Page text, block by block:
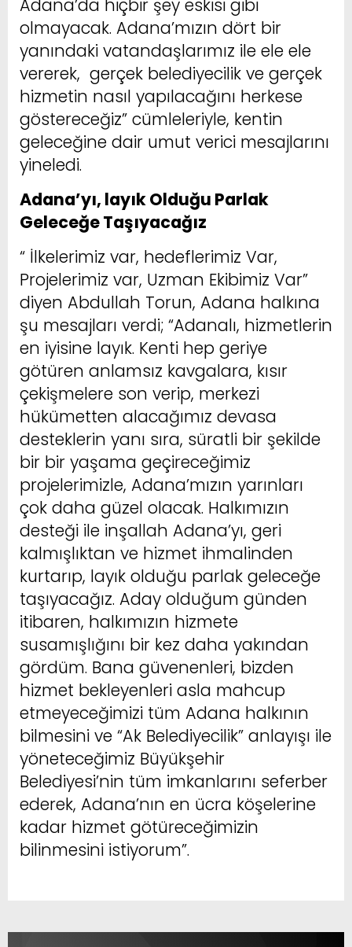
Adana’da hiçbir şey eskisi gibi
olmayacak. Adana’mızın dört bir
yanındaki vatandaşlarımız ile ele ele
vererek, gerçek belediyecilik ve gerçek
hizmetin nasıl yapılacağını herkese
göstereceğiz” cümleleriyle, kentin
geleceğine dair umut verici mesajlarını
yineledi.
Adana’yı, layık Olduğu Parlak
Geleceğe Taşıyacağız
“ İlkelerimiz var, hedeflerimiz Var,
Projelerimiz var, Uzman Ekibimiz Var”
diyen Abdullah Torun, Adana halkına
şu mesajları verdi; “Adanalı, hizmetlerin
en iyisine layık. Kenti hep geriye
götüren anlamsız kavgalara, kısır
çekişmelere son verip, merkezi
hükümetten alacağımız devasa
desteklerin yanı sıra, süratli bir şekilde
bir bir yaşama geçireceğimiz
projelerimizle, Adana’mızın yarınları
çok daha güzel olacak. Halkımızın
desteği ile inşallah Adana’yı, geri
kalmışlıktan ve hizmet ihmalinden
kurtarıp, layık olduğu parlak geleceğe
taşıyacağız. Aday olduğum günden
itibaren, halkımızın hizmete
susamışlığını bir kez daha yakından
gördüm. Bana güvenenleri, bizden
hizmet bekleyenleri asla mahcup
etmeyeceğimizi tüm Adana halkının
bilmesini ve “Ak Belediyecilik” anlayışı ile
yöneteceğimiz Büyükşehir
Belediyesi’nin tüm imkanlarını seferber
ederek, Adana’nın en ücra köşelerine
kadar hizmet götüreceğimizin
bilinmesini istiyorum”.